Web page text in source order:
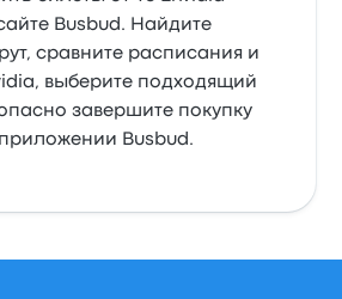
Busbud. Найдите
сравните расписания и
выберите подходящий
завершите покупку
Busbud.